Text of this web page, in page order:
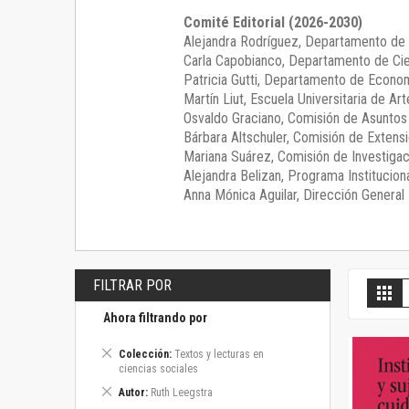
Comité Editorial (2026-2030)
Alejandra Rodríguez, Departamento de
Carla Capobianco, Departamento de
Patricia Gutti, Departamento de
Martín Liut, Escuela Universitaria de
Osvaldo Graciano, Comisión de
Bárbara Altschuler, Comisión de
Mariana Suárez, Comisión de
Alejandra Belizan, Programa
Anna Mónica Aguilar, Dirección General
FILTRAR POR
Ahora filtrando por
Colección Textos y lecturas en
ciencias sociales
Eliminar
este
Autor
Ruth Leegstra
Eliminar